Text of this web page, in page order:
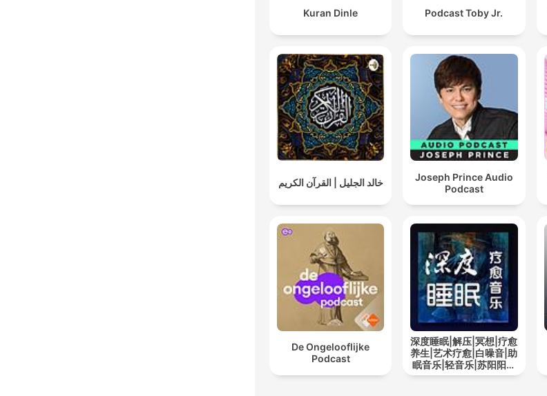
Kuran Dinle Podcast Toby Jr.
خالد الجليل | القرآن الكريم
Joseph Prince Audio
Podcast
De Ongelooflijke
Podcast
深度睡眠|解压|冥想|疗愈
养生|艺术疗愈|白噪音|助
眠音乐|轻音乐|苏阳阳频
道